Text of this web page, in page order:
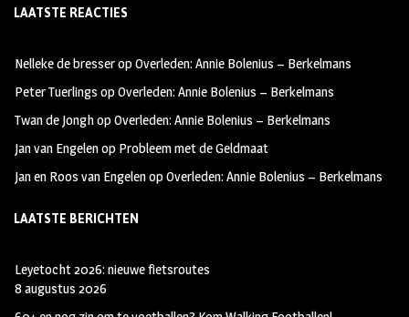
b
oo
k
ag
m
tt
LAATSTE REACTIES
Nelleke de bresseropOverleden: Annie Bolenius – Berkelmans
Peter Tuerlings opOverleden: Annie Bolenius – Berkelmans
Twan de JonghopOverleden: Annie Bolenius – Berkelmans
Jan van Engelenop Probleem met de Geldmaat
Jan en Roos van EngelenopOverleden: Annie Bolenius – Berkelmans
LAATSTE BERICHTEN
Leyetocht 2026: nieuwe fietsroutes
8 augustus 2026